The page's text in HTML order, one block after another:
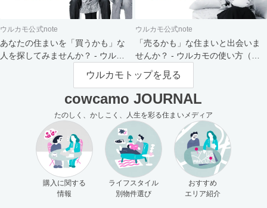
ウルカモ公式note
あなたの住まいを「買うかも」な
人を探してみませんか？ - ウルカ
ウルカモ公式note
「売るかも」な住まいと出会いま
せんか？ - ウルカモの使い方（買
主さま向け）
ウルカモトップを見る
cowcamo JOURNAL
たのしく、かしこく、人生を彩る住まいメディア
購入に関する
情報
ライフスタイル
別物件選び
おすすめ
エリア紹介